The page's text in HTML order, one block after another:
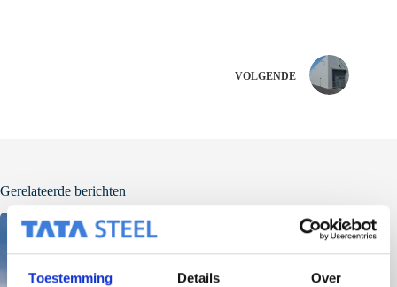
Toestemming Details Over
VOLGENDE
Gerelateerde berichten